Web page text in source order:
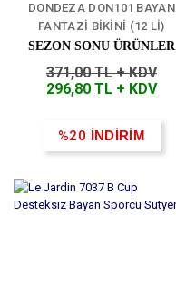
DONDEZA DON101 BAYAN
FANTAZİ BİKİNİ (12 Lİ)
SEZON SONU ÜRÜNLER
371,00 TL + KDV
296,80 TL + KDV
%20 İNDİRİM